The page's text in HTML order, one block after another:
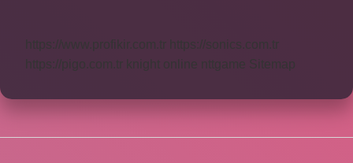
https://www.profikir.com.tr
https://sonics.com.tr
https://pigo.com.tr knight online nttgame Sitemap